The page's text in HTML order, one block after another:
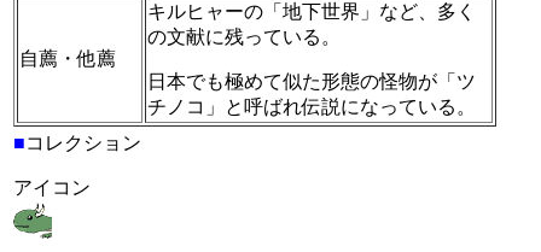
自薦・他薦
キルヒャーの「地下世界」など、多く
の文献に残っている。
日本でも極めて似た形態の怪物が「ツ
チノコ」と呼ばれ伝説になっている。
■コレクション
アイコン